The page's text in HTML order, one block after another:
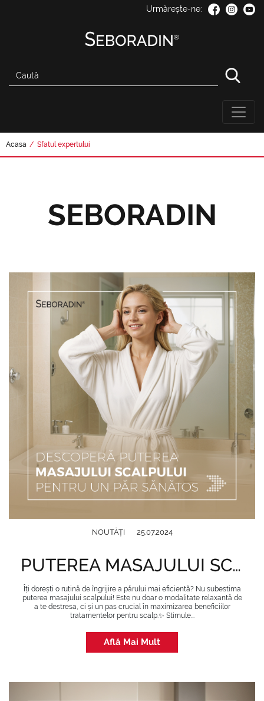
Urmărește-ne:
Acasa / Sfatul expertului
SEBORADIN
NOUTĂȚI 25.07.2024
PUTEREA MASAJULUI SCAPULUI PENTRU UN PĂR SĂNĂTOS
Îți dorești o rutină de îngrijire a părului mai eficientă? Nu subestima
puterea masajului scalpului! Este nu doar o modalitate relaxantă de
a te destresa, ci și un pas crucial în maximizarea beneficiilor
tratamentelor pentru scalp.✨ Stimule...
Află Mai Mult